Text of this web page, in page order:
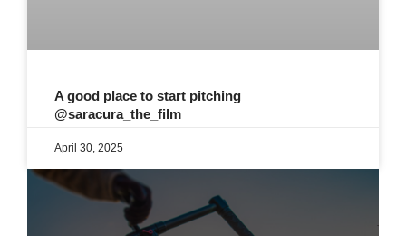
A good place to start pitching
@saracura_the_film
April 30, 2025